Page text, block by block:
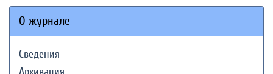
О журнале
Сведения